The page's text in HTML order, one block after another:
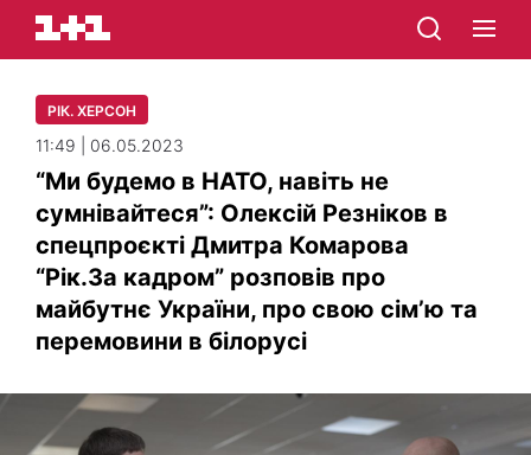
РІК. ХЕРСОН
11:49 | 06.05.2023
“Ми будемо в НАТО, навіть не
сумнівайтеся”: Олексій Резніков в
спецпроєкті Дмитра Комарова
“Рік.За кадром” розповів про
майбутнє України, про свою сімʼю та
перемовини в білорусі